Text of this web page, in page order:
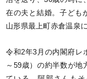
在の夫と結婚。子ども
山形県最上町赤倉温泉
令和2年3月の内閣府レ
～59歳）の約半数が